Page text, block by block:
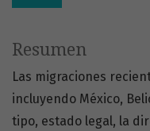
Resumen
Las migraciones
incluyendo México,
tipo, estado legal, la